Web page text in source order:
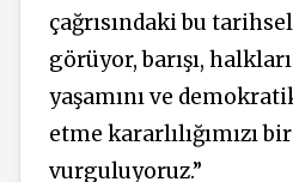
çağrısındaki bu
görüyor, barışı,
yaşamını ve
etme kararlılığımızı
vurguluyoruz.”